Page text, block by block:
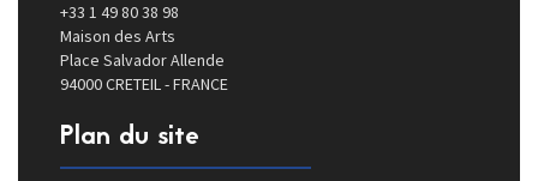
+33 1 49 80 38 98
Maison des Arts
Place Salvador Allende
94000 CRETEIL - FRANCE
Plan du site